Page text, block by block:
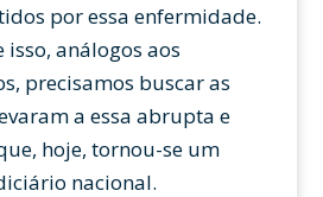
por essa enfermidade.
análogos aos
precisamos buscar as
a essa abrupta e
hoje, tornou-se um
nacional.